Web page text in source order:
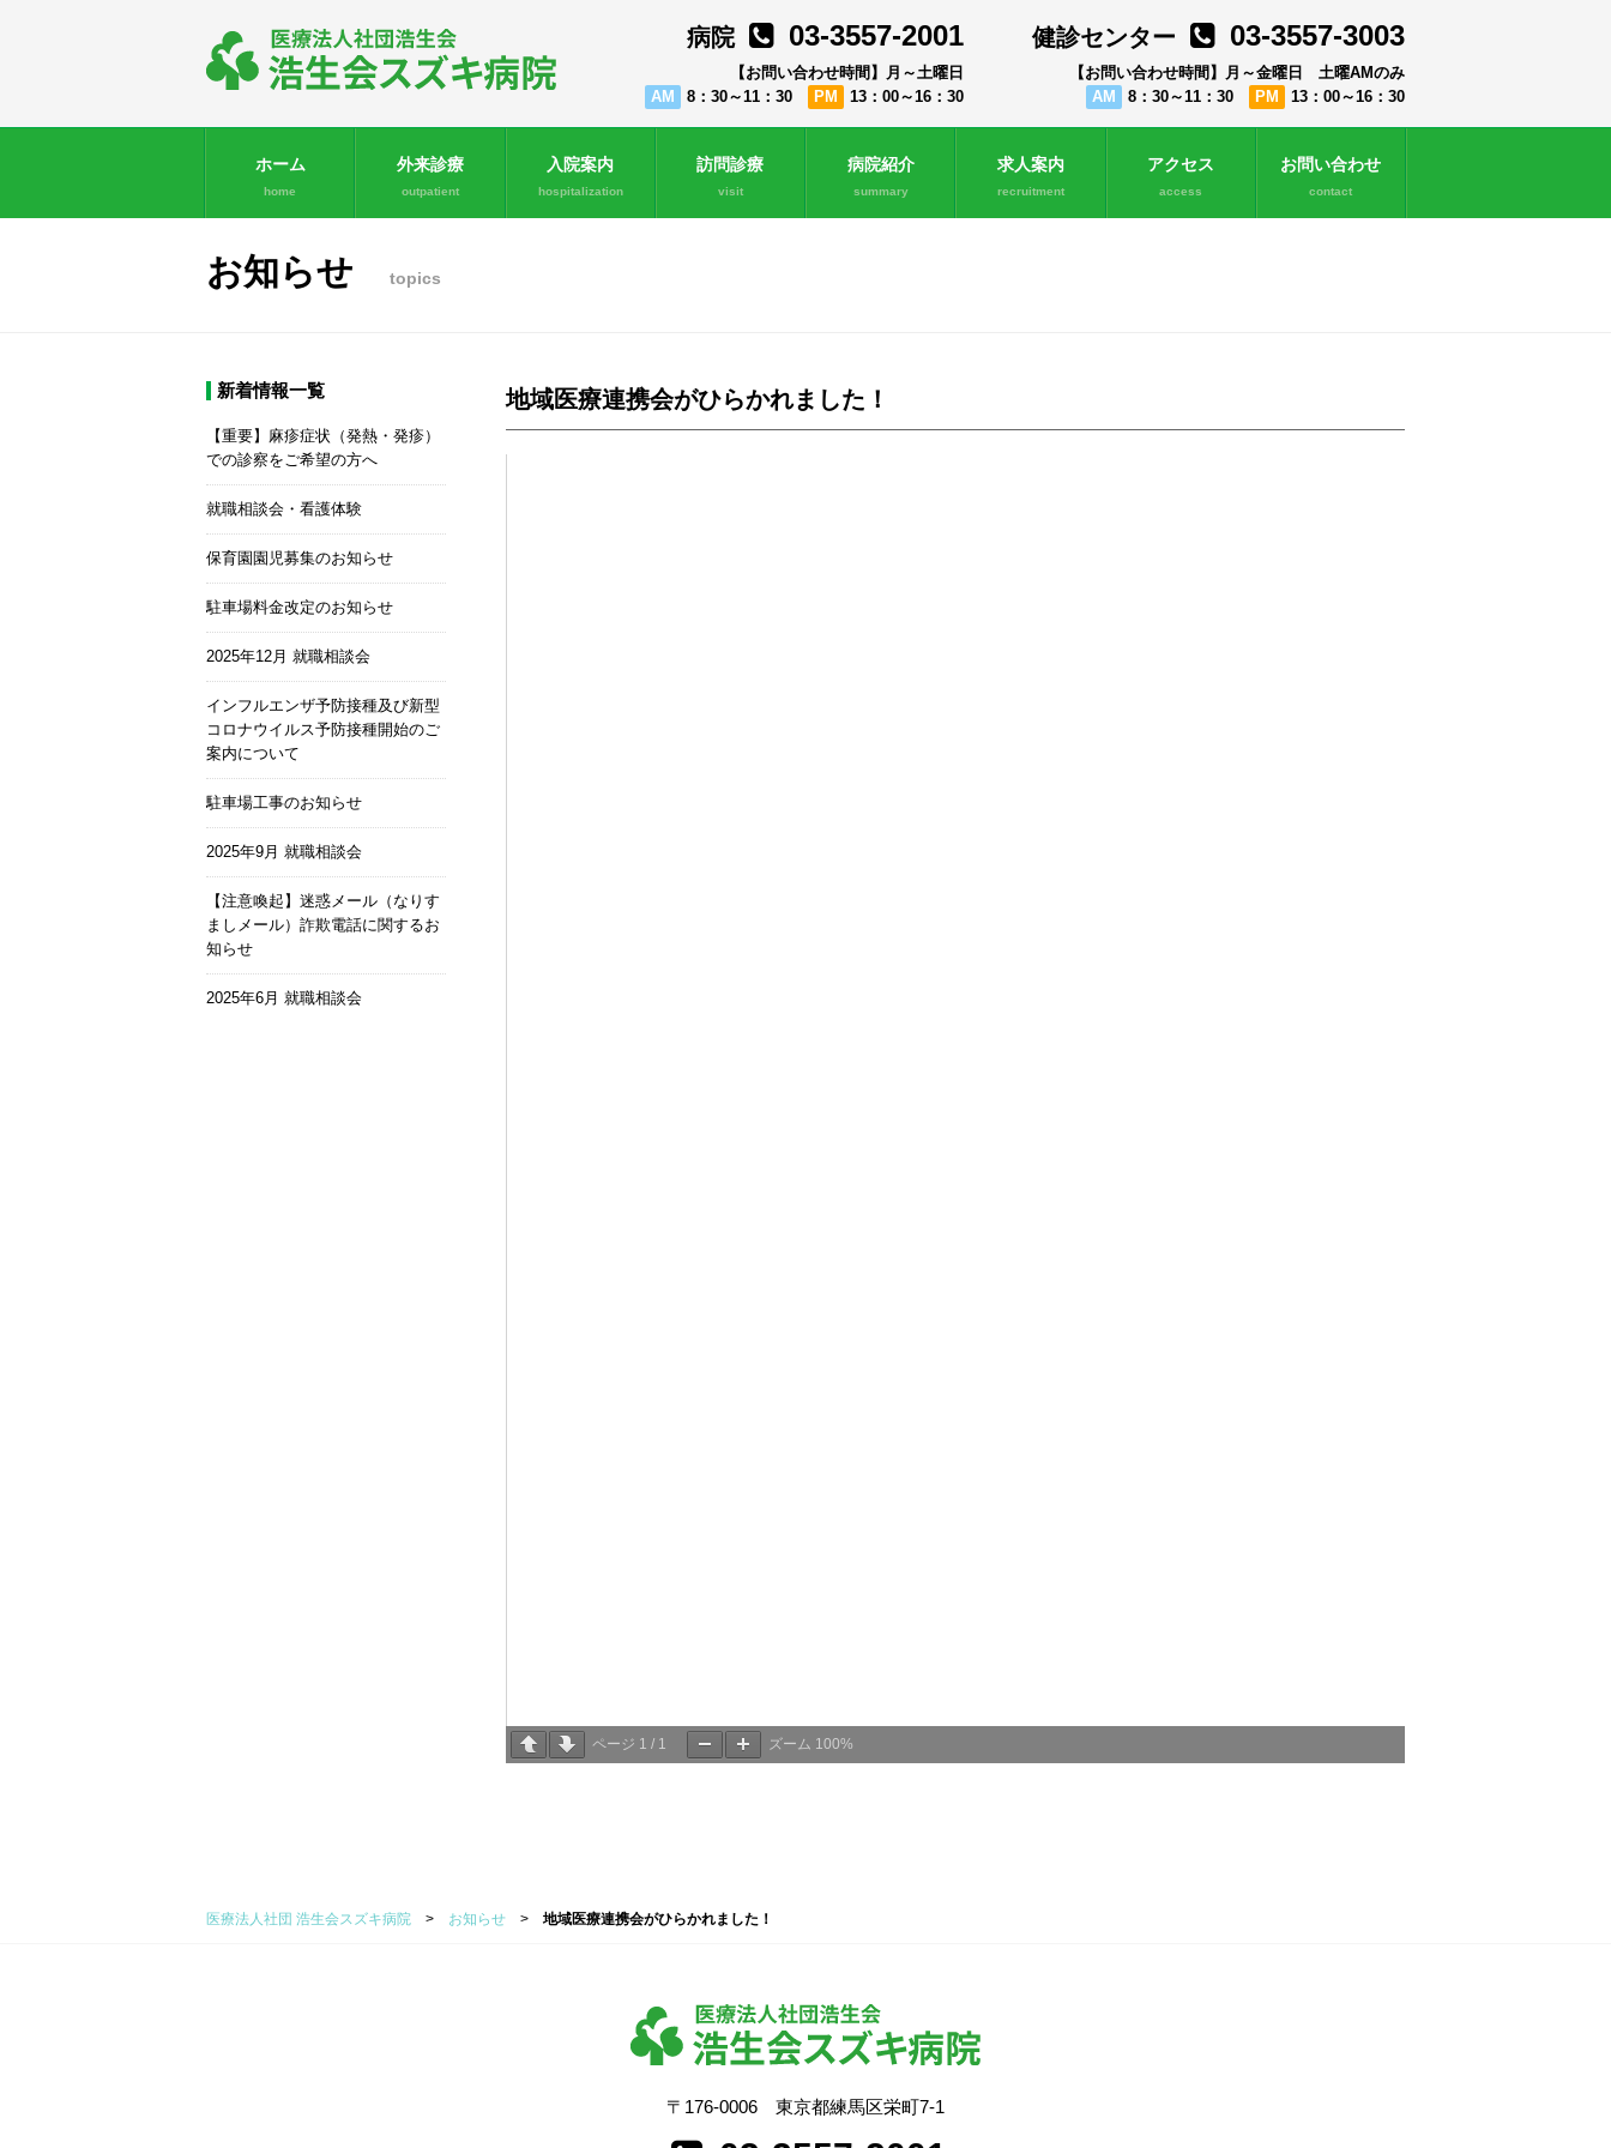
病院 03-3557-2001
【お問い合わせ時間】月～土曜日
AM
8：30～11：30 PM 13：00～16：30
健診センター 03-3557-3003
【お問い合わせ時間】月～金曜日 土曜AMのみ
AM
8：30～11：30 PM 13：00～16：30
ホーム
home
外来診療
outpatient
入院案内
hospitalization
訪問診療
visit
病院紹介
summary
求人案内
recruitment
アクセス
access
お問い合わせ
contact
お知らせ topics
地域医療連携会がひらかれました！
ページ 1 / 1 ズーム 100%
新着情報一覧
【重要】麻疹症状（発熱・発疹）
での診察をご希望の方へ
就職相談会・看護体験
保育園園児募集のお知らせ
駐車場料金改定のお知らせ
2025年12月 就職相談会
インフルエンザ予防接種及び新型
コロナウイルス予防接種開始のご
案内について
駐車場工事のお知らせ
2025年9月 就職相談会
【注意喚起】迷惑メール（なりす
ましメール）詐欺電話に関するお
知らせ
2025年6月 就職相談会
医療法人社団 浩生会スズキ病院 > お知らせ > 地域医療連携会がひらかれました！
〒176-0006 東京都練馬区栄町7-1